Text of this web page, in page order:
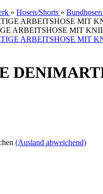
» Hosen/Shorts » Bundhosen
ARBEITSHOSE MIT
(Ausland abweichend)